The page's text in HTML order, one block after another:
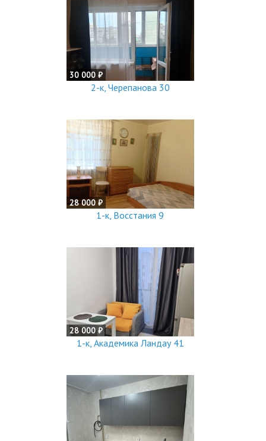
30 000 ₽
2-к, Черепанова 30
28 000 ₽
1-к, Восстания 9
28 000 ₽
1-к, Академика Ландау 41